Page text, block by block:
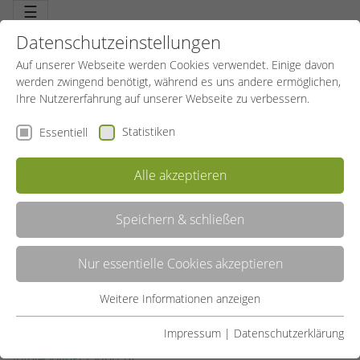
☰
LASS DIR EINEN GUTSCHEIN FÜR DEINEN
SPORTKURS SCHENKEN!
SBW Solingen
Ein
vom SportBildungswerk!
Eine schöne Idee für Weihnachten oder als
Geburtstagsgeschenk.
Kommt vorbei oder schickt uns eine Mail:
Datenschutzeinstellungen
Auf unserer Webseite werden Cookies verwendet. Einige davon
werden zwingend benötigt, während es uns andere ermöglichen,
Ihre Nutzererfahrung auf unserer Webseite zu verbessern.
Essentiell Statistiken
Alle akzeptieren
Speichern & schließen
Nur essentielle Cookies akzeptieren
Essentielle Cookies werden für grundlegende Funktionen der
Weitere Informationen anzeigen
Impressum | Datenschutzerklärung